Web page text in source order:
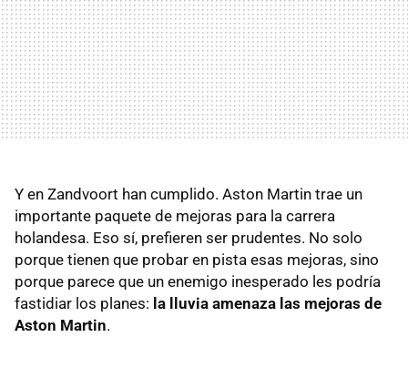
Y en Zandvoort han cumplido. Aston Martin trae un
importante paquete de mejoras para la carrera
holandesa. Eso sí, prefieren ser prudentes. No solo
porque tienen que probar en pista esas mejoras, sino
porque parece que un enemigo inesperado les podría
fastidiar los planes: la lluvia amenaza las mejoras de
Aston Martin.